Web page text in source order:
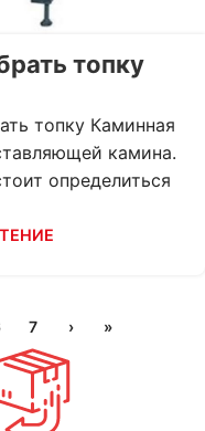
топку
топку Каминная
камина.
определиться
7 › »